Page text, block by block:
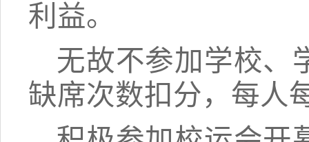
利益。
无故不参加学校、
缺席次数扣分，每人